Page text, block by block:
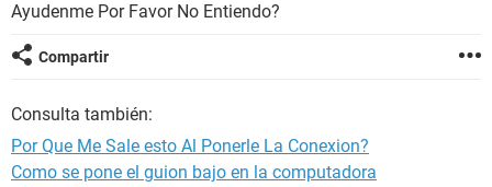
Ayudenme Por Favor No Entiendo?
Compartir
Consulta también:
Por Que Me Sale esto Al Ponerle La Conexion?
Como se pone el guion bajo en la computadora